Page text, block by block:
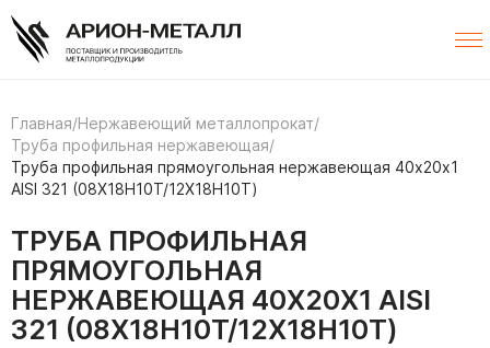
Главная/Нержавеющий металлопрокат/
Труба профильная нержавеющая/
Труба профильная прямоугольная нержавеющая 40х20х1
AISI 321 (08Х18Н10Т/12Х18Н10Т)
ТРУБА ПРОФИЛЬНАЯ
ПРЯМОУГОЛЬНАЯ
НЕРЖАВЕЮЩАЯ 40Х20Х1 AISI
321 (08Х18Н10Т/12Х18Н10Т)